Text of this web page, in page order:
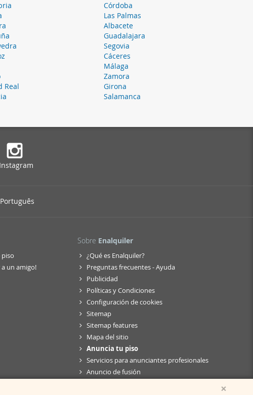
Córdoba
Las Palmas
Albacete
Guadalajara
Segovia
Cáceres
Málaga
Zamora
Real
Girona
Salamanca
Instagram
Português
a un amigo!
Sobre Enalquiler
¿Qué es Enalquiler?
Preguntas frecuentes - Ayuda
Publicidad
Políticas y Condiciones
Configuración de cookies
Sitemap
Sitemap features
Mapa del sitio
Anuncia tu piso
Servicios para anunciantes profesionales
Anuncio de fusión
×